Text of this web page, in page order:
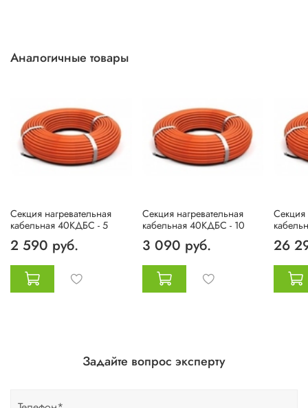
Аналогичные товары
Секция нагревательная
кабельная 40КДБС - 5
2 590 руб.
Секция нагревательная
кабельная 40КДБС - 10
3 090 руб.
Секция
26
Задайте вопрос эксперту